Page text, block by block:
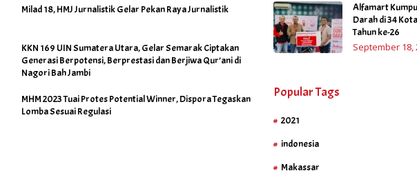
Milad 18, HMJ Jurnalistik Gelar Pekan Raya Jurnalistik
KKN 169 UIN Sumatera Utara, Gelar Semarak Ciptakan
Generasi Berpotensi, Berprestasi dan Berjiwa Qur’ani di
Nagori Bah Jambi
MHM 2023 Tuai Protes Potential Winner, Dispora Tegaskan
Lomba Sesuai Regulasi
Alfamart
Darah di 34
Tahun ke-26
September 18,
Popular Tags
2021
indonesia
Makassar